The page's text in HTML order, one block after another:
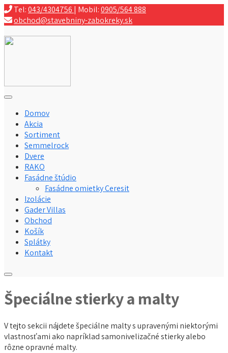
Tel:043/4304756 | Mobil:0905/564 888
obchod@stavebniny-zabokreky.sk
Domov
Akcia
Sortiment
Semmelrock
Dvere
RAKO
Fasádne štúdio
Fasádne omietky Ceresit
Izolácie
Gader Villas
Obchod
Košík
Splátky
Kontakt
Špeciálne stierky a malty
V tejto sekcii nájdete špeciálne malty s upravenými niektorými
vlastnosťami ako napríklad samonivelizačné stierky alebo
rôzne opravné malty.